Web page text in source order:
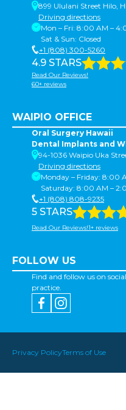
899 Ululani Street Hilo,
Driving directions
Mon – Fri: 8:00 AM –
Sat & Sun: Closed
+1 (808) 300-5260
4.9 STARS
Read Our Reviews!
60+ reviews
WAIPIO OFFICE
Oral Surgery Hawaii
Dental Implants and
94-1036 Waipio Uka
Driving directions
Monday – Friday: 8:00
Saturday: 8:00 AM –
+1 (808) 808-9235
5 STARS
Read Our Reviews!1+ reviews
FOLLOW US
Find and follow us on
practice.
Privacy PolicyTerms of Use